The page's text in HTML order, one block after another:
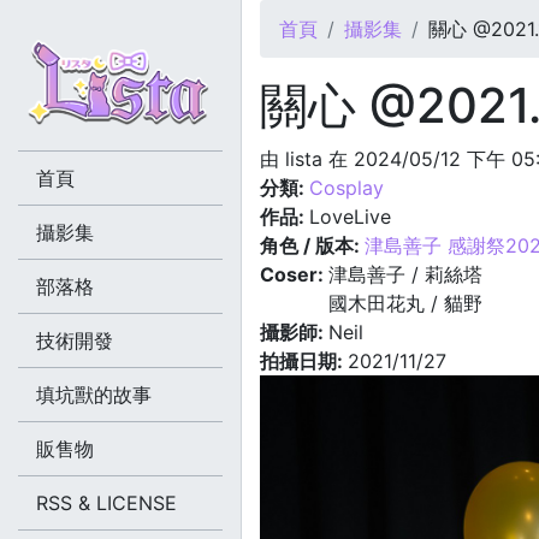
您在這裡
首頁 攝影集 關心
關心
由 lista 在 2024/05/12 下午
分類: Cosplay
作品: LoveLive
角色 / 版本: 津島善子 感謝祭
Coser: 津島善子 / 莉絲塔
國木田花丸 / 貓野
攝影師: Neil
拍攝日期: 2021/11/27
首頁
攝影集
部落格
技術開發
填坑獸的故事
販售物
RSS & LICENSE